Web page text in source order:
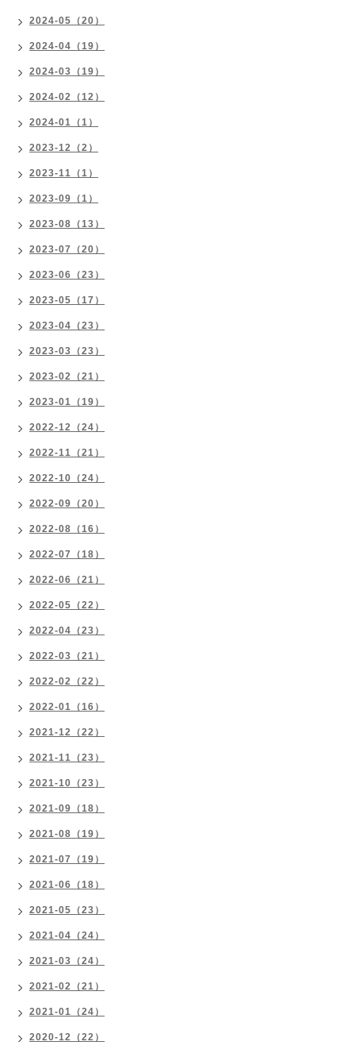
2024-05（20）
2024-04（19）
2024-03（19）
2024-02（12）
2024-01（1）
2023-12（2）
2023-11（1）
2023-09（1）
2023-08（13）
2023-07（20）
2023-06（23）
2023-05（17）
2023-04（23）
2023-03（23）
2023-02（21）
2023-01（19）
2022-12（24）
2022-11（21）
2022-10（24）
2022-09（20）
2022-08（16）
2022-07（18）
2022-06（21）
2022-05（22）
2022-04（23）
2022-03（21）
2022-02（22）
2022-01（16）
2021-12（22）
2021-11（23）
2021-10（23）
2021-09（18）
2021-08（19）
2021-07（19）
2021-06（18）
2021-05（23）
2021-04（24）
2021-03（24）
2021-02（21）
2021-01（24）
2020-12（22）